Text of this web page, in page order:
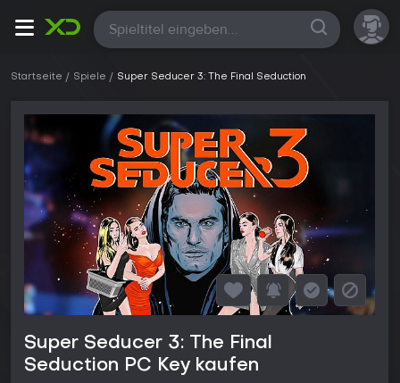
Alle
Startseite Spiele Super Seducer 3: The Final Seduction
Super Seducer 3: The Final
Seduction PC Key kaufen